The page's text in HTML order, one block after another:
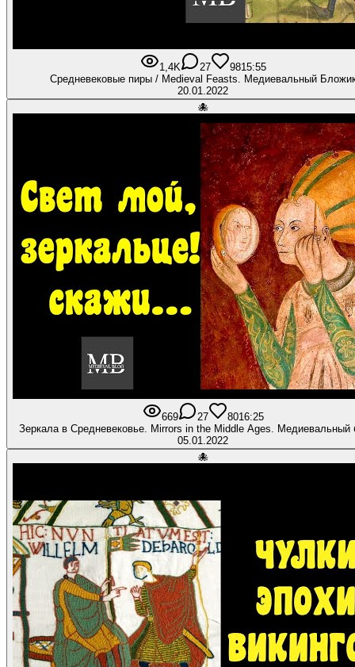
1,4K 27 9815:55
Средневековые пиры / Medieval Feasts. Медиевальный
20.01.2022
🐙
669 27 8016:25
Зеркала в Средневековье. Mirrors in the Middle Ages. Медиевальный
05.01.2022
🐙